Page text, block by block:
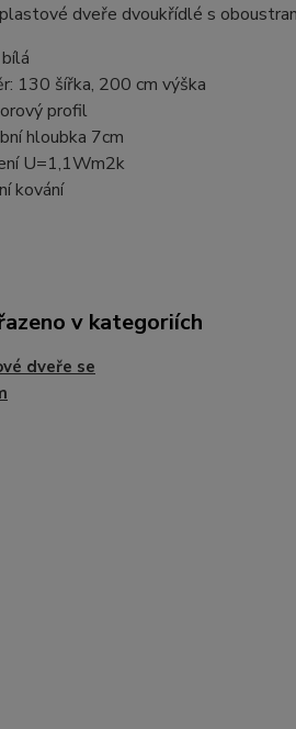
dveře dvoukřídlé s
130 šířka, 200 cm výška
profil
hloubka 7cm
U=1,1Wm2k
kování
v kategoriích
dveře se